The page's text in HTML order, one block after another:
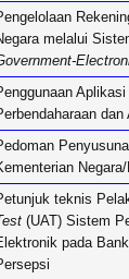
melalui
Aplikasi
teknis
(UAT) Sistem
pada